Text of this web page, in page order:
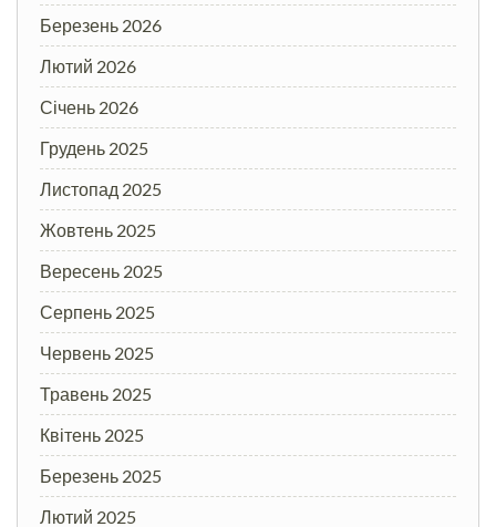
Березень 2026
Лютий 2026
Січень 2026
Грудень 2025
Листопад 2025
Жовтень 2025
Вересень 2025
Серпень 2025
Червень 2025
Травень 2025
Квітень 2025
Березень 2025
Лютий 2025